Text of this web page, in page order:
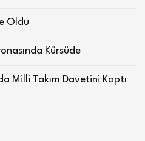
Oldu
Kürsüde
Milli Takım Davetini Kaptı